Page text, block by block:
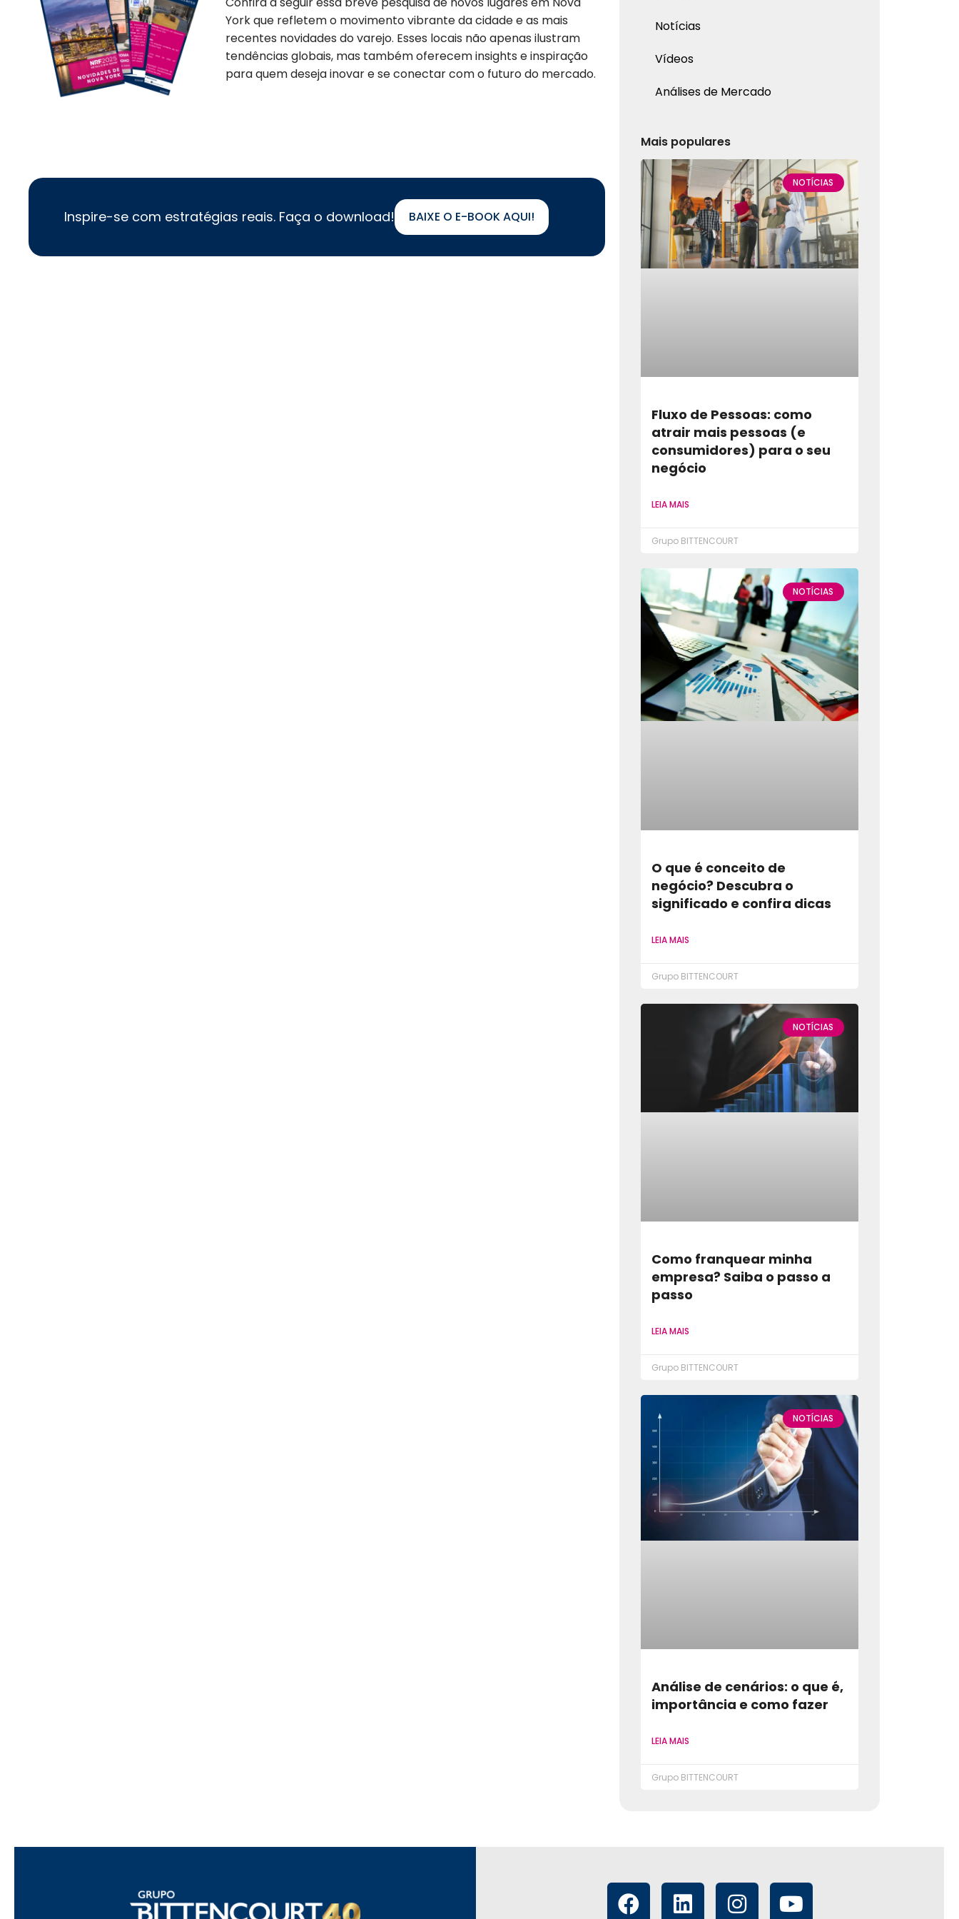
York que refletem o movimento vibrante da cidade e as mais
recentes novidades do varejo. Esses locais não apenas ilustram
tendências globais, mas também oferecem insights e inspiração
para quem deseja inovar e se conectar com o futuro do mercado.
Inspire-se com estratégias reais. Faça o download! BAIXE O E-BOOK AQUI!
Notícias
Vídeos
Análises de Mercado
Mais populares
NOTÍCIAS
Fluxo de Pessoas: como
atrair mais pessoas (e
consumidores) para o seu
negócio
LEIA MAIS
Grupo BITTENCOURT
NOTÍCIAS
O que é conceito de
negócio? Descubra o
significado e confira dicas
LEIA MAIS
Grupo BITTENCOURT
NOTÍCIAS
Como franquear minha
empresa? Saiba o passo a
passo
LEIA MAIS
Grupo BITTENCOURT
NOTÍCIAS
Análise de cenários: o que é,
importância e como fazer
LEIA MAIS
Grupo BITTENCOURT